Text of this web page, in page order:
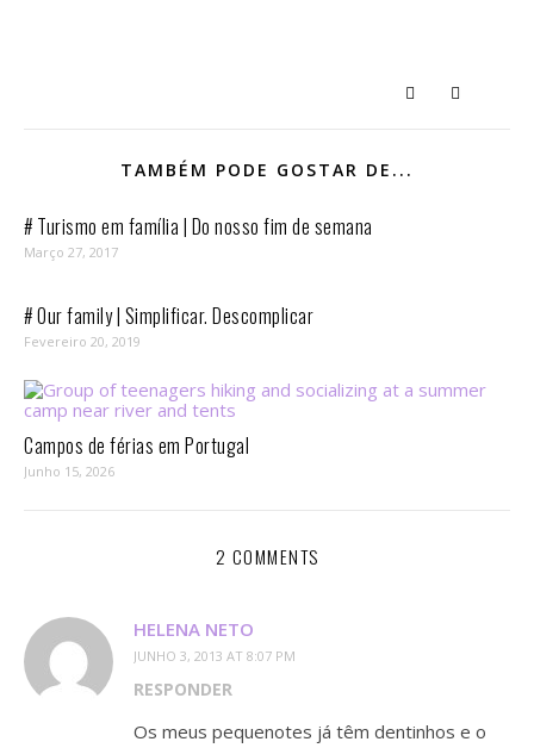
TAMBÉM PODE GOSTAR DE...
# Turismo em família | Do nosso fim de semana
Março 27, 2017
# Our family | Simplificar. Descomplicar
Fevereiro 20, 2019
Campos de férias em Portugal
Junho 15, 2026
2 COMMENTS
HELENA NETO
JUNHO 3, 2013 AT 8:07 PM
RESPONDER
Os meus pequenotes já têm dentinhos e o